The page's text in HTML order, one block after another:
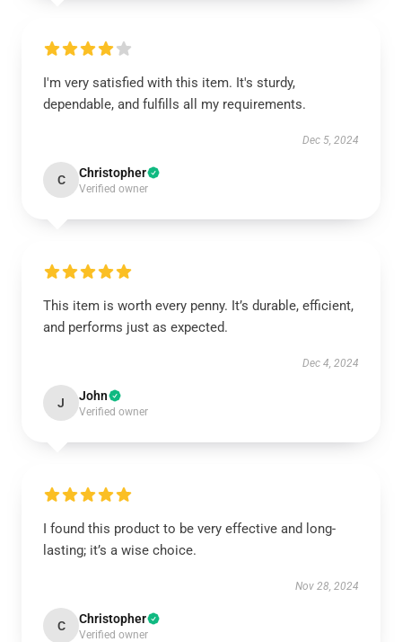
I'm very satisfied with this item. It's sturdy,
dependable, and fulfills all my requirements.
Dec 5, 2024
C Christopher
Verified owner
This item is worth every penny. It’s durable, efficient,
and performs just as expected.
Dec 4, 2024
J John
Verified owner
I found this product to be very effective and long-
lasting; it’s a wise choice.
Nov 28, 2024
C Christopher
Verified owner